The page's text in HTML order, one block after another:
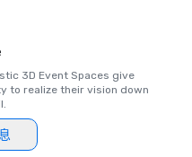
德纳斯特旅行家》
3D Event Spaces give
to realize their vision down